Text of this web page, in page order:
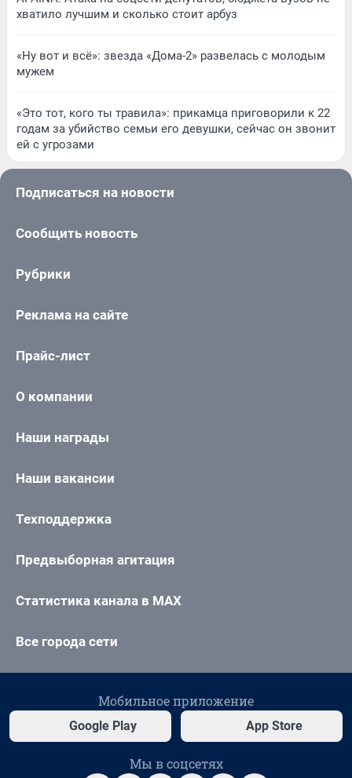
хватило лучшим и сколько стоит арбуз
«Ну вот и всё»: звезда «Дома-2» развелась с молодым
мужем
«Это тот, кого ты травила»: прикамца приговорили к 22
годам за убийство семьи его девушки, сейчас он звонит
ей с угрозами
Подписаться на новости
Сообщить новость
Рубрики
Реклама на сайте
Прайс-лист
О компании
Наши награды
Наши вакансии
Техподдержка
Предвыборная агитация
Статистика канала в MAX
Все города сети
Мобильное приложение
Google Play App Store
Мы в соцсетях